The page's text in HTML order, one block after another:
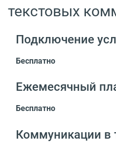
текстовых
Подключение
Бесплатно
Ежемесячный
Бесплатно
Коммуникации в